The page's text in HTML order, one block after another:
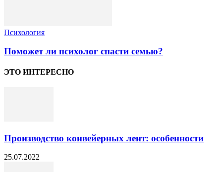
Психология
Поможет ли психолог спасти семью?
ЭТО ИНТЕРЕСНО
Производство конвейерных лент: особенности
25.07.2022